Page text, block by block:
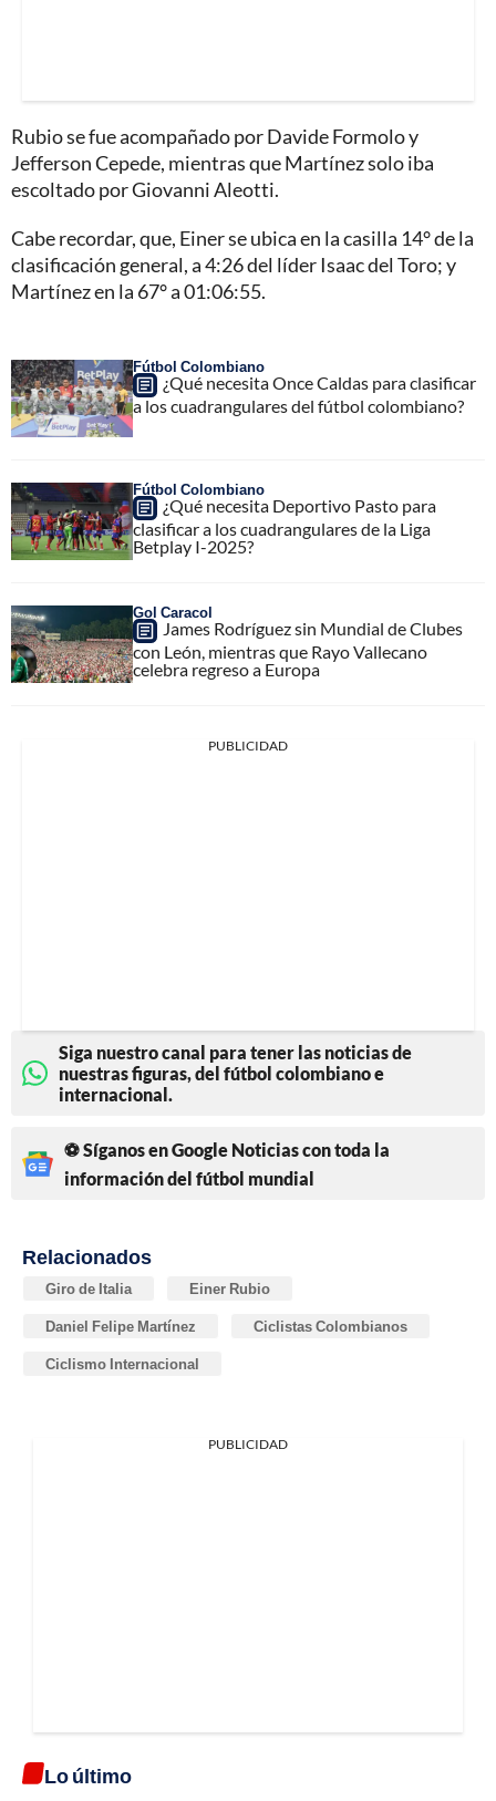
Rubio se fue acompañado por Davide Formolo y
Jefferson Cepede, mientras que Martínez solo iba
escoltado por Giovanni Aleotti.
Cabe recordar, que, Einer se ubica en la casilla 14° de la
clasificación general, a 4:26 del líder Isaac del Toro; y
Martínez en la 67° a 01:06:55.
Fútbol Colombiano
¿Qué necesita Once Caldas para clasificar
a los cuadrangulares del fútbol colombiano?
Fútbol Colombiano
¿Qué necesita Deportivo Pasto para
clasificar a los cuadrangulares de la Liga
Betplay I-2025?
Gol Caracol
James Rodríguez sin Mundial de Clubes
con León, mientras que Rayo Vallecano
celebra regreso a Europa
PUBLICIDAD
Siga nuestro canal para tener las noticias de
nuestras figuras, del fútbol colombiano e
internacional.
⚽ Síganos en Google Noticias con toda la
información del fútbol mundial
Relacionados
Giro de Italia Einer Rubio
Daniel Felipe Martínez Ciclistas Colombianos
Ciclismo Internacional
PUBLICIDAD
Lo último